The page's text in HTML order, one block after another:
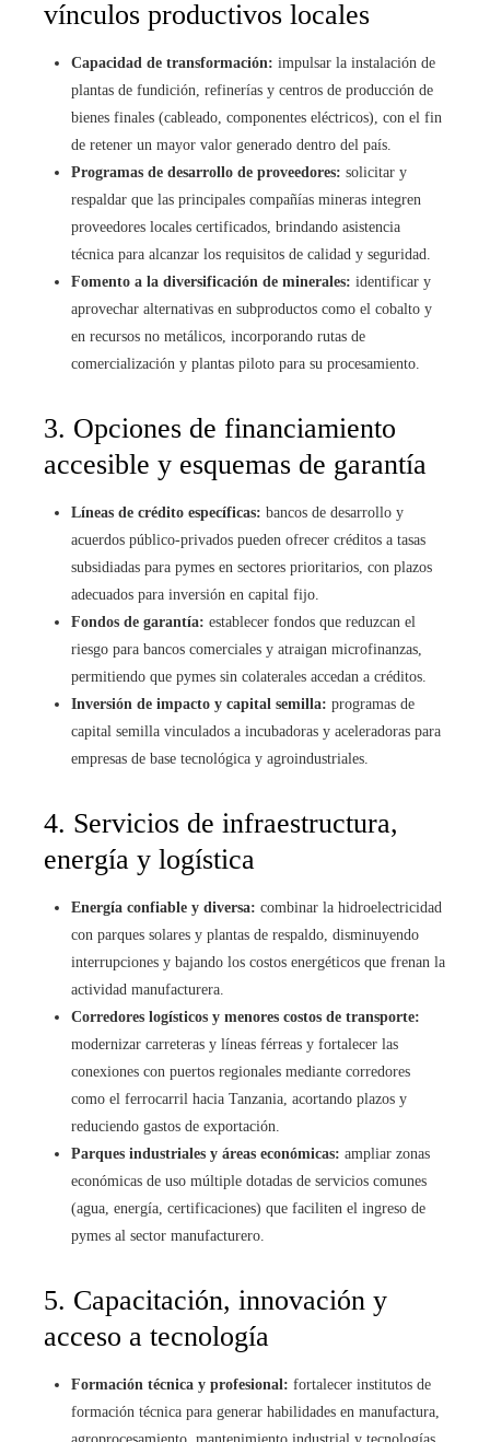
vínculos productivos locales
Capacidad de transformación: impulsar la instalación de
plantas de fundición, refinerías y centros de producción de
bienes finales (cableado, componentes eléctricos), con el fin
de retener un mayor valor generado dentro del país.
Programas de desarrollo de proveedores: solicitar y
respaldar que las principales compañías mineras integren
proveedores locales certificados, brindando asistencia
técnica para alcanzar los requisitos de calidad y seguridad.
Fomento a la diversificación de minerales: identificar y
aprovechar alternativas en subproductos como el cobalto y
en recursos no metálicos, incorporando rutas de
comercialización y plantas piloto para su procesamiento.
3. Opciones de financiamiento
accesible y esquemas de garantía
Líneas de crédito específicas: bancos de desarrollo y
acuerdos público-privados pueden ofrecer créditos a tasas
subsidiadas para pymes en sectores prioritarios, con plazos
adecuados para inversión en capital fijo.
Fondos de garantía: establecer fondos que reduzcan el
riesgo para bancos comerciales y atraigan microfinanzas,
permitiendo que pymes sin colaterales accedan a créditos.
Inversión de impacto y capital semilla: programas de
capital semilla vinculados a incubadoras y aceleradoras para
empresas de base tecnológica y agroindustriales.
4. Servicios de infraestructura,
energía y logística
Energía confiable y diversa: combinar la hidroelectricidad
con parques solares y plantas de respaldo, disminuyendo
interrupciones y bajando los costos energéticos que frenan la
actividad manufacturera.
Corredores logísticos y menores costos de transporte:
modernizar carreteras y líneas férreas y fortalecer las
conexiones con puertos regionales mediante corredores
como el ferrocarril hacia Tanzania, acortando plazos y
reduciendo gastos de exportación.
Parques industriales y áreas económicas: ampliar zonas
económicas de uso múltiple dotadas de servicios comunes
(agua, energía, certificaciones) que faciliten el ingreso de
pymes al sector manufacturero.
5. Capacitación, innovación y
acceso a tecnología
Formación técnica y profesional: fortalecer institutos de
formación técnica para generar habilidades en manufactura,